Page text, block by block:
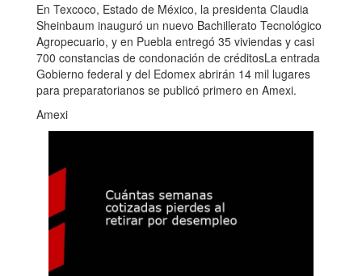
En Texcoco, Estado de México, la presidenta Claudia
Sheinbaum inauguró un nuevo Bachillerato Tecnológico
Agropecuario, y en Puebla entregó 35 viviendas y casi
700 constancias de condonación de créditosLa entrada
Gobierno federal y del Edomex abrirán 14 mil lugares
para preparatorianos se publicó primero en Amexi.
Amexi